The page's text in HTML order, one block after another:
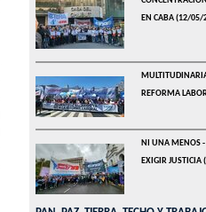
EN CABA(12/05/
REFORMA
NI UNA MENOS -
EXIGIR JUSTICIA